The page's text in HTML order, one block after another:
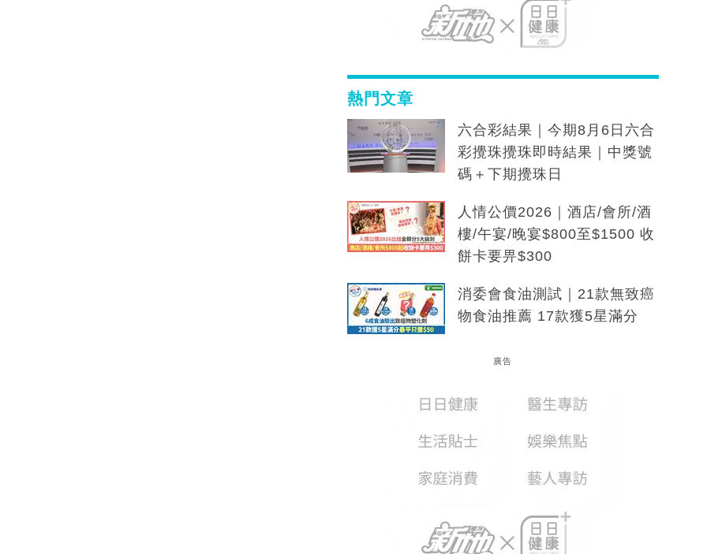
熱門文章
六合彩結果｜今期8月6日六合
彩攪珠攪珠即時結果｜中獎號
碼＋下期攪珠日
人情公價2026｜酒店/會所/酒
樓/午宴/晚宴$800至$1500 收
餅卡要畀$300
消委會食油測試｜21款無致癌
物食油推薦 17款獲5星滿分
廣告